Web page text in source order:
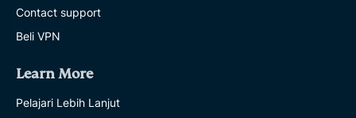
Contact support
Beli VPN
Learn More
Pelajari Lebih Lanjut